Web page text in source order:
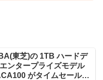
東芝)の 1TB ハードデ
ンタープライズモデル
がタイムセールで